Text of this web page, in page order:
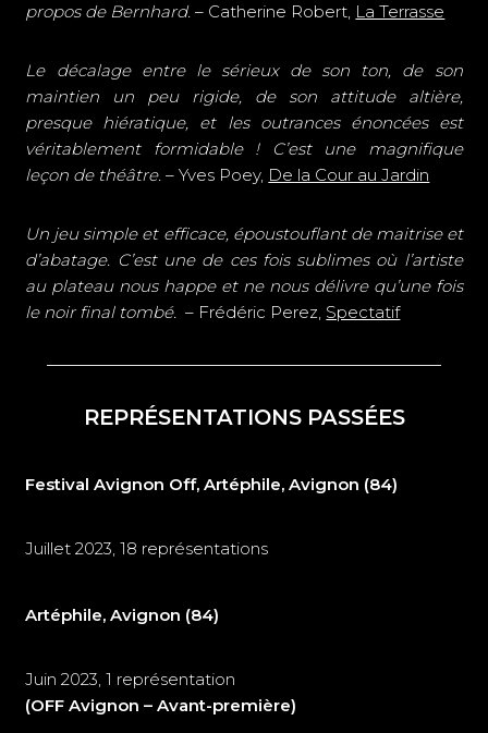
propos de Bernhard. – Catherine Robert, La Terrasse
Le décalage entre le sérieux de son ton, de son
maintien un peu rigide, de son attitude altière,
presque hiératique, et les outrances énoncées est
véritablement formidable ! C’est une magnifique
leçon de théâtre.– Yves Poey, De la Cour au Jardin
Un jeu simple et efficace, époustouflant de maitrise et
d’abatage. C’est une de ces fois sublimes où l’artiste
au plateau nous happe et ne nous délivre qu’une fois
le noir final tombé. – Frédéric Perez, Spectatif
REPRÉSENTATIONS PASSÉES
Festival Avignon Off, Artéphile, Avignon (84)
Juillet 2023, 18 représentations
Artéphile, Avignon (84)
Juin 2023, 1 représentation
(OFF Avignon – Avant-première)